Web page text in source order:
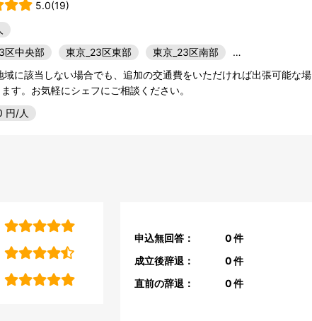
5.0(19)
区中央部 東京_23区東部 東京_23区南部
…
域に該当しない場合でも、追加の交通費をいただければ出張可能な場
す。お気軽にシェフにご相談ください。
円/人
申込無回答： 0件
成立後辞退：
0件
直前の辞退：
0件